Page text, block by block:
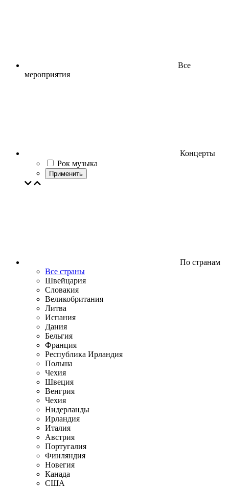
Все
мероприятия
Концерты
Рок музыка
Применить
По странам
Все страны
Швейцария
Словакия
Великобритания
Литва
Испания
Дания
Бельгия
Франция
Республика Ирландия
Польша
Чехия
Швеция
Венгрия
Чехия
Нидерланды
Ирландия
Италия
Австрия
Португалия
Финляндия
Новегия
Канада
США